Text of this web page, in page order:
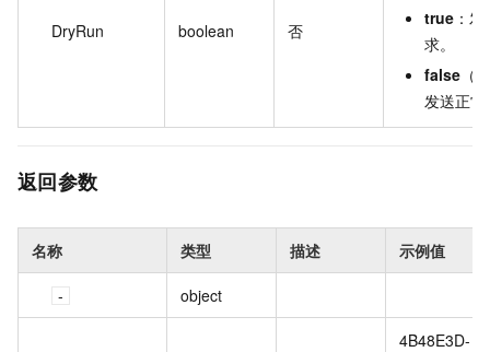
DryRun boolean 否
true ：
求。
false （
发送正
返回参数
名称 类型 描述 示例值
object
4B48E3D-